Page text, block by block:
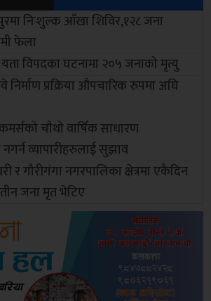
निःशुल्क आँखा शिविर,१२८ जना
फेला
विपदका घटनामा २०५ जनाको मृत्यु
निर्माण प्रक्रिया औपचारिक रुपमा अघि
चाैथो वार्षिक साधारण
व्यापारीहरुलाई सुझाव
र गौरीगंगा नगरपालिका क्षेत्रमा एकैदिन
जना मृत भेटिए